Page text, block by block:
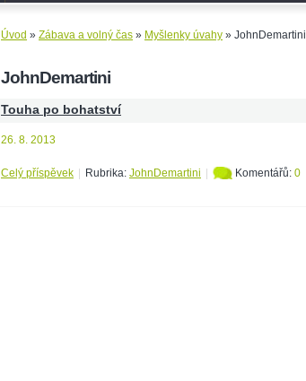
Úvod » Zábava a volný čas » Myšlenky úvahy » JohnDemartini
JohnDemartini
Touha po bohatství
26. 8. 2013
Celý příspěvek Rubrika: JohnDemartini Komentářů: 0